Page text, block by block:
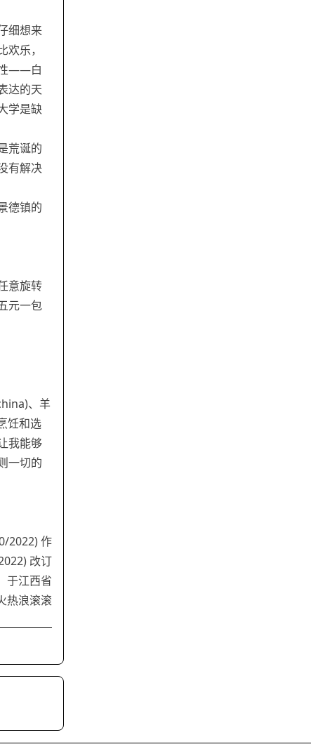
细想来
乐，
性——白
达的天
学是缺
荒诞的
有解决
德镇的
意旋转
元一包
、羊
饪和选
我能够
一切的
2022) 作
改订
于江西省
热浪滚滚